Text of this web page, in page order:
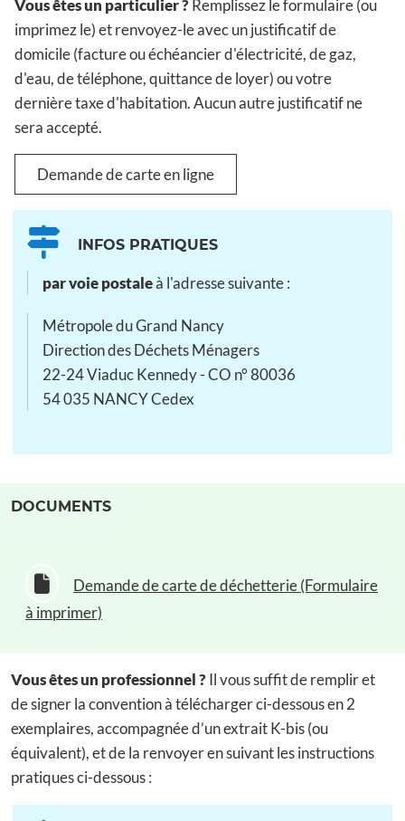
Vous êtes un particulier ?Remplissez le formulaire (ou
imprimez le) et renvoyez-le avec un justificatif de
domicile (facture ou échéancier d'électricité, de gaz,
d'eau, de téléphone, quittance de loyer) ou votre
dernière taxe d'habitation. Aucun autre justificatif ne
sera accepté.
Demande de carte en ligne
INFOS PRATIQUES
par voie postaleà l'adresse suivante :
Métropole du Grand Nancy
Direction des Déchets Ménagers
22-24 Viaduc Kennedy - CO n° 80036
54 035 NANCY Cedex
DOCUMENTS
Demande de carte de déchetterie (Formulaire
à imprimer)
Vous êtes un professionnel ?Il vous suffit de remplir et
de signer la convention à télécharger ci-dessous en 2
exemplaires, accompagnée d’un extrait K-bis (ou
équivalent), et de la renvoyer en suivant les instructions
pratiques ci-dessous :